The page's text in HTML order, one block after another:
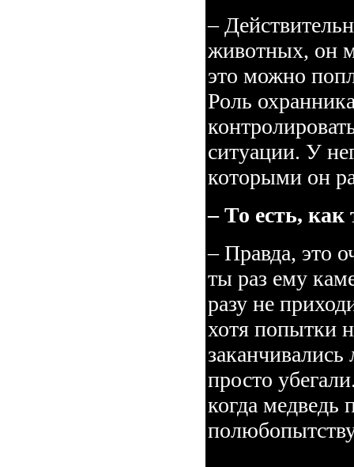
–
животных, он
это можно
Роль
ситуации. У
которыми он
– То есть,
– Правда, это
ты раз ему
разу не
хотя попытки
просто
когда медведь